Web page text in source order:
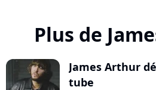
Plus de
James Arthur
tube